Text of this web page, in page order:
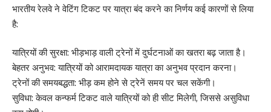
भारतीय रेलवे ने वेटिंग टिकट पर यात्रा बंद करने का निर्णय कई कारणों से लिया
है:
यात्रियों की सुरक्षा: भीड़भाड़ वाली ट्रेनों में दुर्घटनाओं का खतरा बढ़ जाता है।
बेहतर अनुभव: यात्रियों को आरामदायक यात्रा का अनुभव प्रदान करना।
ट्रेनों की समयबद्धता: भीड़ कम होने से ट्रेनें समय पर चल सकेंगी।
सुविधा: केवल कन्फर्म टिकट वाले यात्रियों को ही सीट मिलेगी, जिससे असुविधा